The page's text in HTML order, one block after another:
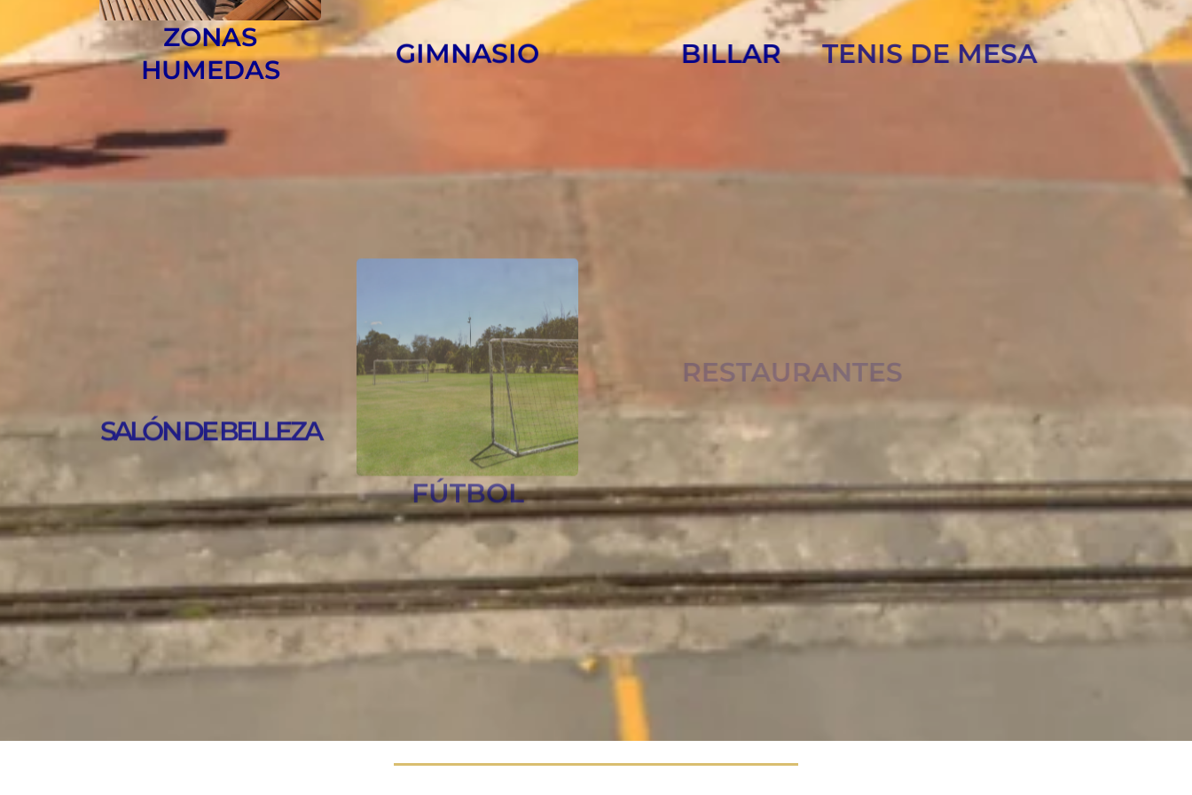
ZONAS
HUMEDAS
GIMNASIO BILLAR TENIS DE MESA
SALÓN DE BELLEZA FÚTBOL CAPILLA RESTAURANTES
PARQUES